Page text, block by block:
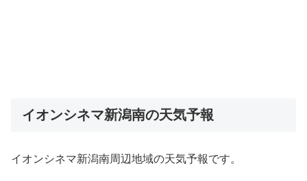
イオンシネマ新潟南の天気予報
イオンシネマ新潟南周辺地域の天気予報です。